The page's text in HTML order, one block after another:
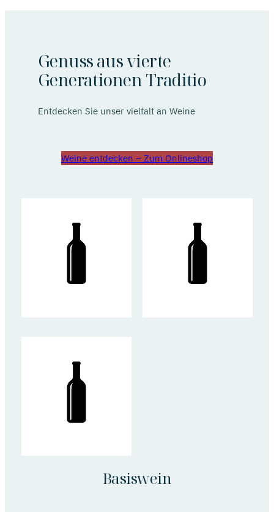
Genuss aus vierte
Generationen Traditio
Entdecken Sie unser vielfalt an Weine
Weine entdecken – Zum Onlineshop
Basiswein